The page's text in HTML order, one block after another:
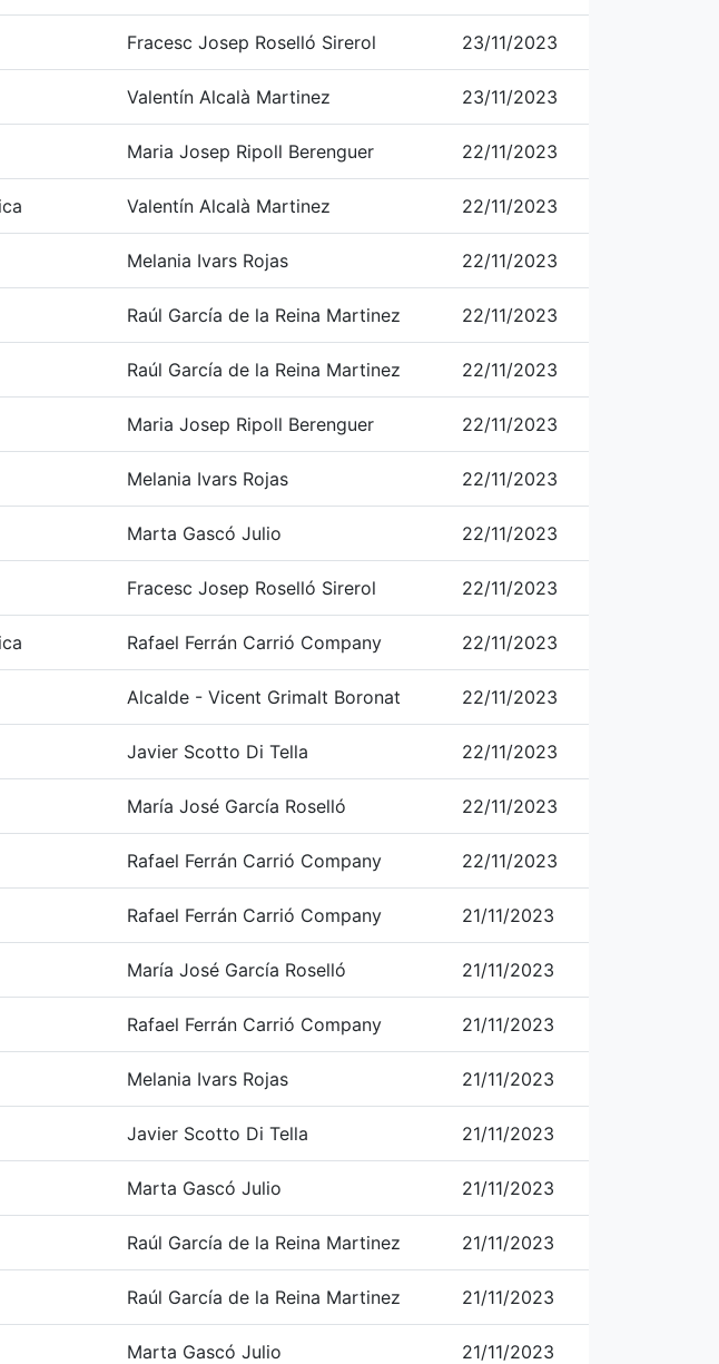
Fracesc Josep Roselló Sirerol 23/11/2023
Valentín Alcalà Martinez 23/11/2023
Maria Josep Ripoll Berenguer 22/11/2023
Valentín Alcalà Martinez 22/11/2023
Melania Ivars Rojas 22/11/2023
Raúl García de la Reina Martinez 22/11/2023
Raúl García de la Reina Martinez 22/11/2023
Maria Josep Ripoll Berenguer 22/11/2023
Melania Ivars Rojas 22/11/2023
Marta Gascó Julio 22/11/2023
Fracesc Josep Roselló Sirerol 22/11/2023
Rafael Ferrán Carrió Company 22/11/2023
Alcalde - Vicent Grimalt Boronat 22/11/2023
Javier Scotto Di Tella 22/11/2023
María José García Roselló 22/11/2023
Rafael Ferrán Carrió Company 22/11/2023
Rafael Ferrán Carrió Company 21/11/2023
María José García Roselló 21/11/2023
Rafael Ferrán Carrió Company 21/11/2023
Melania Ivars Rojas 21/11/2023
Javier Scotto Di Tella 21/11/2023
Marta Gascó Julio 21/11/2023
Raúl García de la Reina Martinez 21/11/2023
Raúl García de la Reina Martinez 21/11/2023
Marta Gascó Julio 21/11/2023